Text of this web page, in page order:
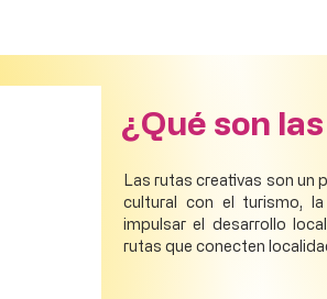
¿Qué son
Las rutas creativas son un
cultural con el turismo,
impulsar el desarrollo
rutas que conecten